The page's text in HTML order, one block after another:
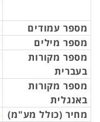
מספר עמודים
מספר מילים
מספר מקורות
בעברית
מספר מקורות
באנגלית
מחיר (כולל מע"מ)